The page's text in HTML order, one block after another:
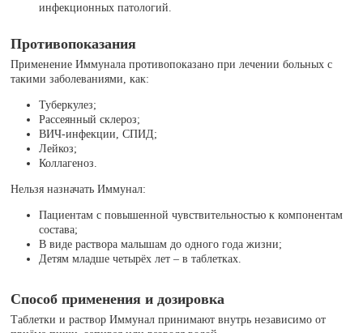
инфекционных патологий.
Противопоказания
Применение Иммунала противопоказано при лечении больных с
такими заболеваниями, как:
Туберкулез;
Рассеянный склероз;
ВИЧ-инфекции, СПИД;
Лейкоз;
Коллагеноз.
Нельзя назначать Иммунал:
Пациентам с повышенной чувствительностью к компонентам
состава;
В виде раствора малышам до одного года жизни;
Детям младше четырёх лет – в таблетках.
Способ применения и дозировка
Таблетки и раствор Иммунал принимают внутрь независимо от